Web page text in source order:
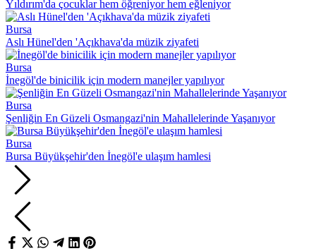
Yıldırım'da çocuklar hem öğreniyor hem eğleniyor
Bursa
Aslı Hünel'den 'Açıkhava'da müzik ziyafeti
Bursa
İnegöl'de binicilik için modern manejler yapılıyor
Bursa
Şenliğin En Güzeli Osmangazi'nin Mahallelerinde Yaşanıyor
Bursa
Bursa Büyükşehir'den İnegöl'e ulaşım hamlesi